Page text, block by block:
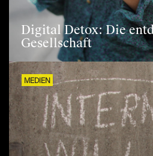
Digital Detox: Die
Gesellschaft
MEDIEN